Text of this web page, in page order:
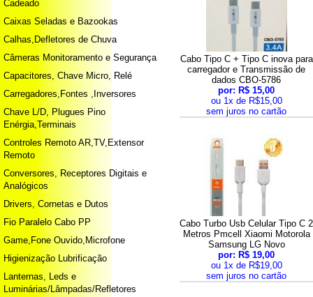
Cadeado
Caixas Seladas e Bazookas
Calhas,Defletores de Chuva
Câmeras Monitoramento e Segurança
Capacitores, Chave Micro, Relé
Carregadores,Fontes ,Inversores
Chave L/D, Plugues Pino
Enérgia,Terminais
Controles Remoto AR,TV,Extensor
Remoto
Conversores, Receptores Digitais e
Analógicos
Drivers, Cornetas e Dutos
Fio Paralelo Cabo PP
Game,Fone Ouvido,Microfone
Higienização Lubrificação
Lanternas, Leds e
Luminárias/Lâmpadas/Refletores
Cabo Tipo C + Tipo C inova para
carregador e Transmissão de
dados CBO-5786
por: R$ 15,00
ou 1x de R$15,00
sem juros no cartão
Cabo Turbo Usb Celular Tipo C 2
Metros Pmcell Xiaomi Motorola
Samsung LG Novo
por: R$ 19,00
ou 1x de R$19,00
sem juros no cartão